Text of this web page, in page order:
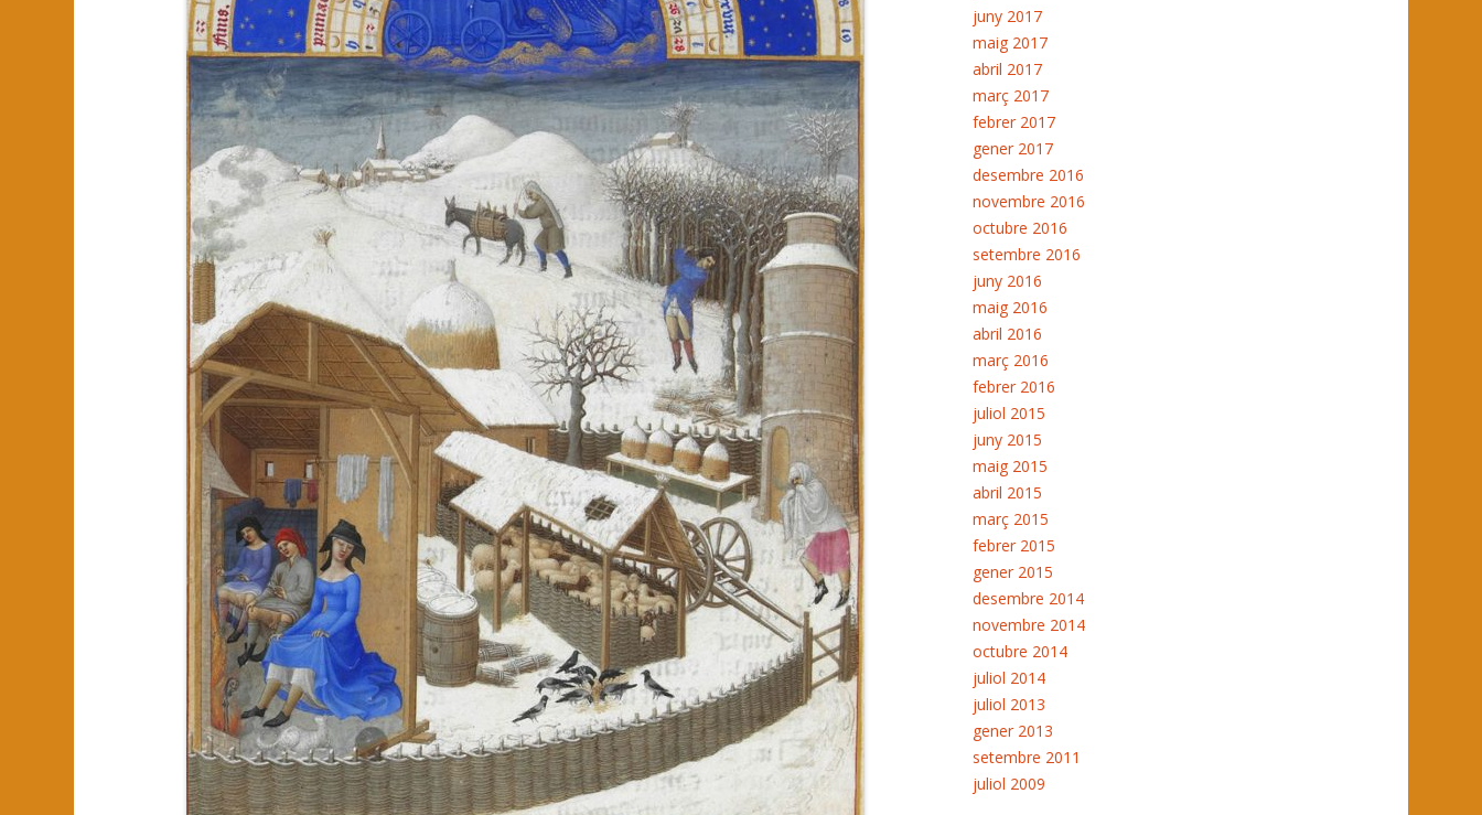
juny 2017
maig 2017
abril 2017
març 2017
febrer 2017
gener 2017
desembre 2016
novembre 2016
octubre 2016
setembre 2016
juny 2016
maig 2016
abril 2016
març 2016
febrer 2016
juliol 2015
juny 2015
maig 2015
abril 2015
març 2015
febrer 2015
gener 2015
desembre 2014
novembre 2014
octubre 2014
juliol 2014
juliol 2013
gener 2013
setembre 2011
juliol 2009